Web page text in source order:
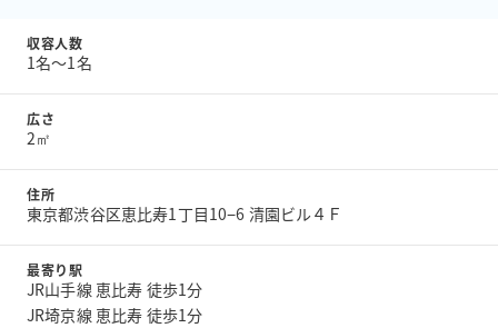
収容人数
1名〜1名
広さ
2㎡
住所
東京都渋谷区恵比寿1丁目10−6 清園ビル４Ｆ
最寄り駅
JR山手線 恵比寿 徒歩1分
JR埼京線 恵比寿 徒歩1分